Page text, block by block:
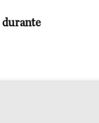
durante